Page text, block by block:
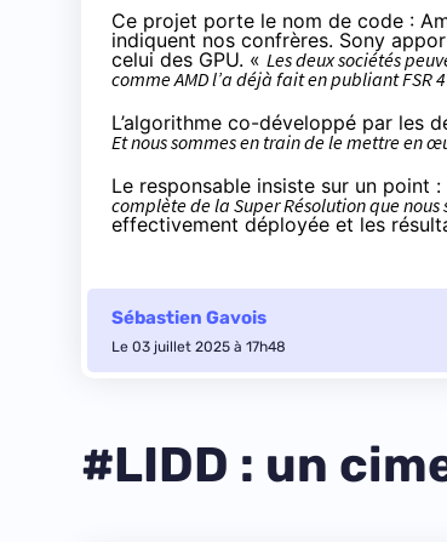
Ce projet porte le nom de code :
indiquent nos confrères. Sony
celui des GPU. « Les deux sociétés
comme AMD l’a déjà fait en publiant FSR 4
L’algorithme co-développé par les
Et nous sommes en train de le mettre en
Le responsable insiste sur un point :
complète de la Super Résolution que nous
effectivement déployée et les
Sébastien Gavois
Le 03 juillet 2025 à 17h48
#LIDD : un